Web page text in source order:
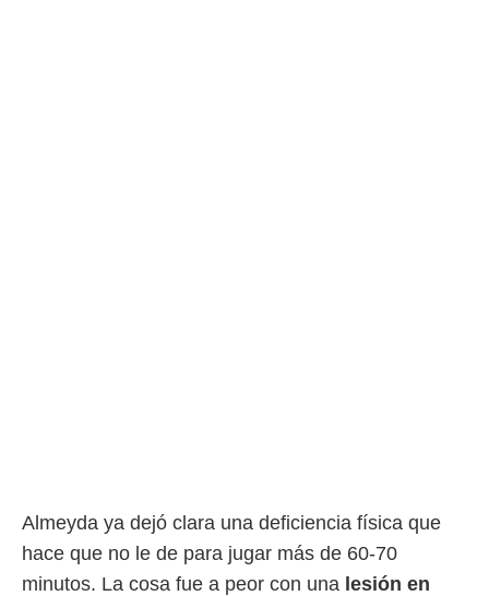
Almeyda ya dejó clara una deficiencia física que
hace que no le de para jugar más de 60-70
minutos. La cosa fue a peor con una lesión en